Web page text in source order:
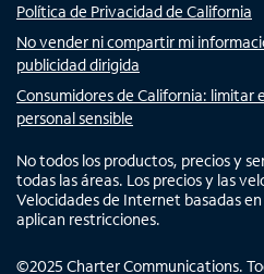
Política de Privacidad de California
No vender ni compartir mi
publicidad dirigida
Consumidores de California: limitar
personal sensible
No todos los productos, precios y
todas las áreas. Los precios y las
Velocidades de Internet basadas
aplican restricciones.
©2025 Charter Communications.